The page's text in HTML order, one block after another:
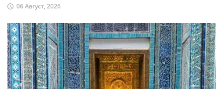
06 Август, 2026